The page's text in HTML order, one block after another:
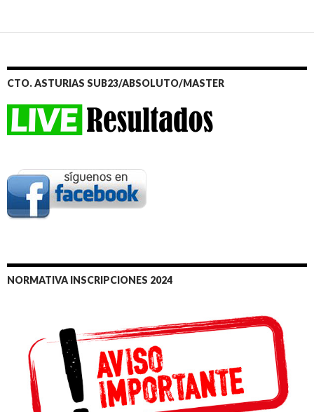
CTO. ASTURIAS SUB23/ABSOLUTO/MASTER
NORMATIVA INSCRIPCIONES 2024